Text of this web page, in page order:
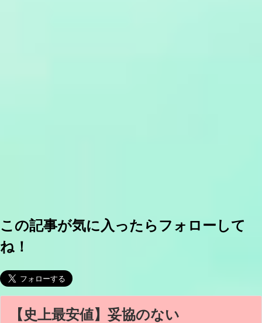
この記事が気に入ったらフォローして
ね！
【史上最安値】妥協のない